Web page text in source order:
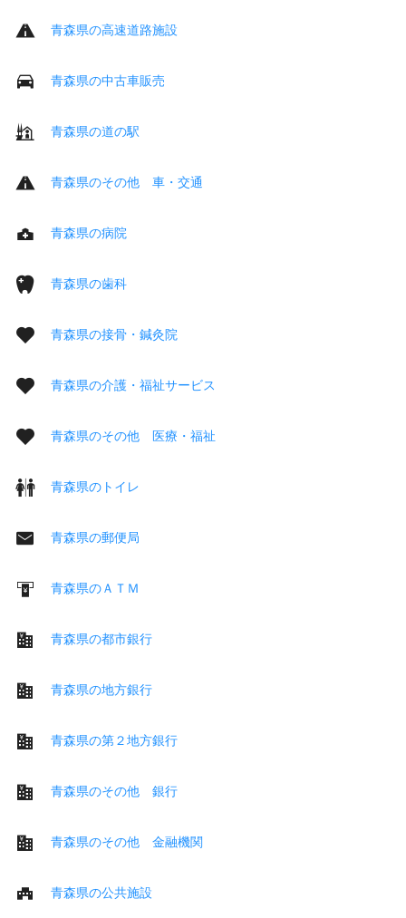
青森県の高速道路施設
青森県の中古車販売
青森県の道の駅
青森県のその他 車・交通
青森県の病院
青森県の歯科
青森県の接骨・鍼灸院
青森県の介護・福祉サービス
青森県のその他 医療・福祉
青森県のトイレ
青森県の郵便局
青森県のＡＴＭ
青森県の都市銀行
青森県の地方銀行
青森県の第２地方銀行
青森県のその他 銀行
青森県のその他 金融機関
青森県の公共施設